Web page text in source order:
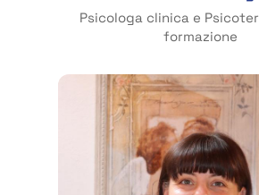
Psicologa clinica e
formazione